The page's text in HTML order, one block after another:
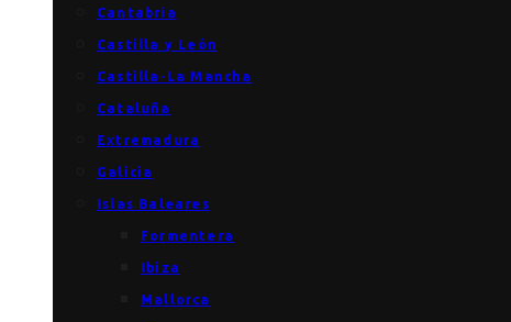
Cantabria
Castilla y León
Castilla-La Mancha
Cataluña
Extremadura
Galicia
Islas Baleares
Formentera
Ibiza
Mallorca